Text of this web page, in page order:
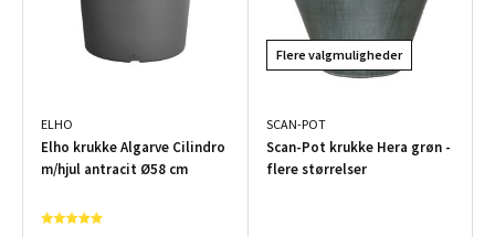
ELHO
Elho krukke Algarve Cilindro
m/hjul antracit Ø58 cm
Flere valgmuligheder
SCAN-POT
Scan-Pot krukke Hera grøn -
flere størrelser